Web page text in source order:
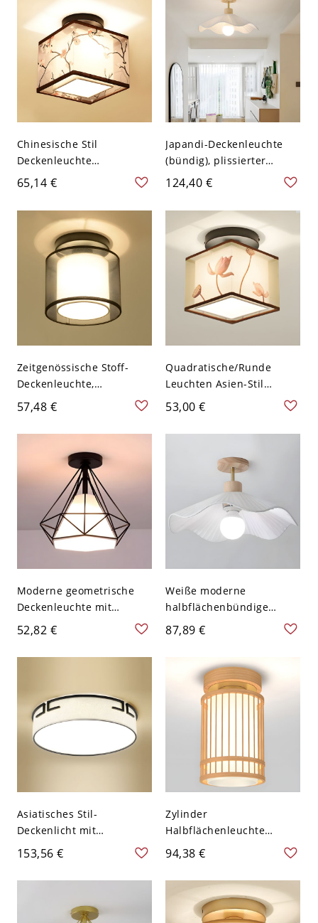
Chinesische Stil
Deckenleuchte
Stoffschirm
Deckenleuchte für
Schlafzimmer - 110V-120V
Pflaumenblüte Quadrat
65,14 €
Japandi-Deckenleuchte
(bündig), plissierter
Stoffschirm mit
Massivholzsockel für
Schlafzimmer & Flur -
40,64 cm 110V-120V
124,40 €
Zeitgenössische Stoff-
Deckenleuchte,
geometrische
Textilleuchte für
Schlafzimmer Flur -
Schwarz 110V-120V Rund
57,48 €
Quadratische/Runde
Leuchten Asien-Stil
Deckenleuchte mit
Stoffschirm für Diele -
Quadrat 110V-120V Lotus
53,00 €
Moderne geometrische
Deckenleuchte mit
Stoffschirm und weißer
Schirmfarbe - Schwarz
110V-120V
52,82 €
Weiße moderne
halbflächenbündige
Deckenleuchte in
Glockenform mit
40,64 cm
87,89 €
Asiatisches Stil-
Deckenlicht mit
Stoffschirm, 5 Größen für
optionale Leuchten -
110V-120V Dreistufiges
153,56 €
Zylinder
Halbflächenleuchte
Asiatisch 1-Licht
Naturholz
Halbflächenlampe mit
Stoffschirm - Holz 110V-
94,38 €